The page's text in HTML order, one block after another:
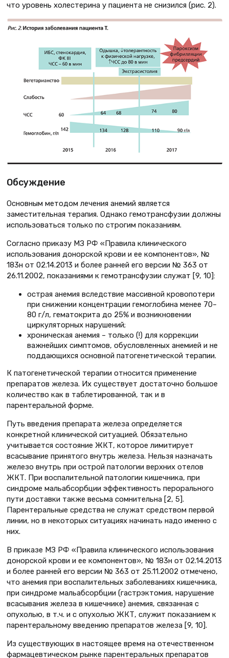
что уровень холестерина у пациента не снизился (рис. 2).
Обсуждение
Основным методом лечения анемий является
заместительная терапия. Однако гемотрансфузии должны
использоваться только по строгим показаниям.
Согласно приказу МЗ РФ «Правила клинического
использования донорской крови и ее компонентов», №
183н от 02.14.2013 и более ранней его версии № 363 от
26.11.2002, показаниями к гемотрансфузии служат [9, 10]:
острая анемия вследствие массивной кровопотери
при снижении концентрации гемоглобина менее 70–
80 г/л, гематокрита до 25% и возникновении
циркуляторных нарушений;
хроническая анемия – только (!) для коррекции
важнейших симптомов, обусловленных анемией и не
поддающихся основной патогенетической терапии.
К патогенетической терапии относится применение
препаратов железа. Их существует достаточно большое
количество как в таблетированной, так и в
парентеральной форме.
Путь введения препарата железа определяется
конкретной клинической ситуацией. Обязательно
учитывается состояние ЖКТ, которое лимитирует
всасывание принятого внутрь железа. Нельзя назначать
железо внутрь при острой патологии верхних отелов
ЖКТ. При воспалительной патологии кишечника, при
синдроме мальабсорбции эффективность перорального
пути доставки также весьма сомнительна [2, 5].
Парентеральные средства не служат средством первой
линии, но в некоторых ситуациях начинать надо именно с
них.
В приказе МЗ РФ «Правила клинического использования
донорской крови и ее компонентов», № 183н от 02.14.2013
и более ранней его версии № 363 от 25.11.2002 отмечено,
что анемия при воспалительных заболеваниях кишечника,
при синдроме мальабсорбции (гастрэктомия, нарушение
всасывания железа в кишечнике) анемия, связанная с
опухолью, в т.ч. и с опухолью ЖКТ, служит показанием к
парентеральному введению препаратов железа [9, 10].
Из существующих в настоящее время на отечественном
фармацевтическом рынке парентеральных препаратов